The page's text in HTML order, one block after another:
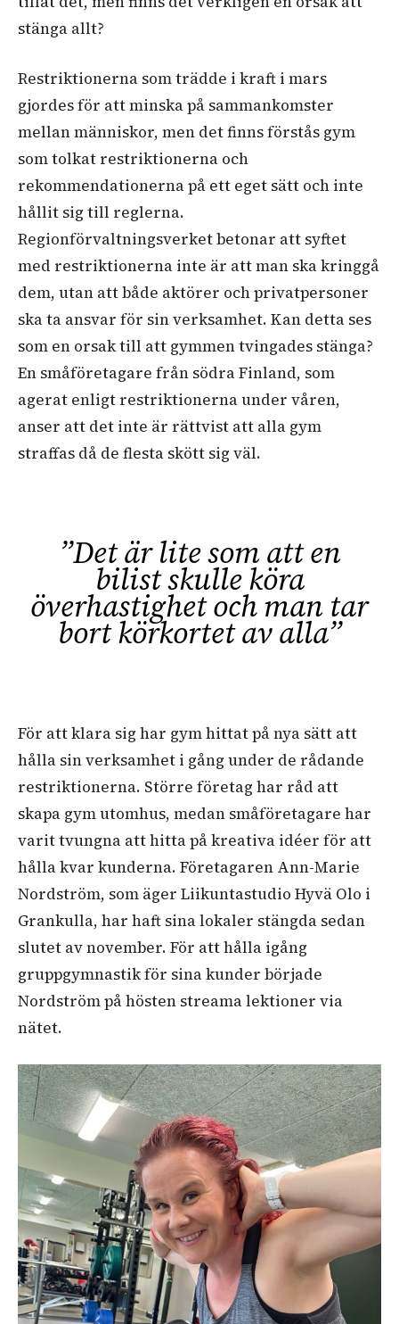
stänga allt?
Restriktionerna som trädde i kraft i mars
gjordes för att minska på sammankomster
mellan människor, men det finns förstås gym
som tolkat restriktionerna och
rekommendationerna på ett eget sätt och inte
hållit sig till reglerna.
Regionförvaltningsverket betonar att syftet
med restriktionerna inte är att man ska kringgå
dem, utan att både aktörer och privatpersoner
ska ta ansvar för sin verksamhet. Kan detta ses
som en orsak till att gymmen tvingades stänga?
En småföretagare från södra Finland, som
agerat enligt restriktionerna under våren,
anser att det inte är rättvist att alla gym
straffas då de flesta skött sig väl.
”Det är lite som att en
bilist skulle köra
överhastighet och man tar
bort körkortet av alla”
För att klara sig har gym hittat på nya sätt att
hålla sin verksamhet i gång under de rådande
restriktionerna. Större företag har råd att
skapa gym utomhus, medan småföretagare har
varit tvungna att hitta på kreativa idéer för att
hålla kvar kunderna. Företagaren Ann-Marie
Nordström, som äger Liikuntastudio Hyvä Olo i
Grankulla, har haft sina lokaler stängda sedan
slutet av november. För att hålla igång
gruppgymnastik för sina kunder började
Nordström på hösten streama lektioner via
nätet.